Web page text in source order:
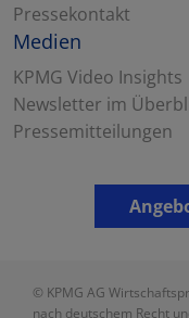
Pressekontakt
Medien
KPMG Video Insights
Newsletter im
Pressemitteilungen
© KPMG AG
nach deutschem Recht